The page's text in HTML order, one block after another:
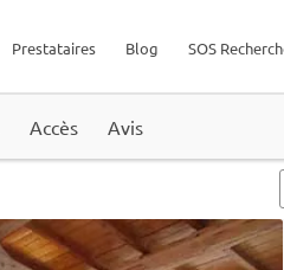
SOS
Blog
Prestataires
Accès Avis